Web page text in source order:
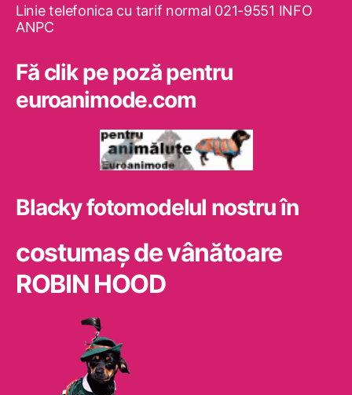
Linie telefonica cu tarif normal 021-9551 INFO
ANPC
Fă clik pe poză pentru
euroanimode.com
Blacky fotomodelul nostru în
costumaş de vânătoare
ROBIN HOOD